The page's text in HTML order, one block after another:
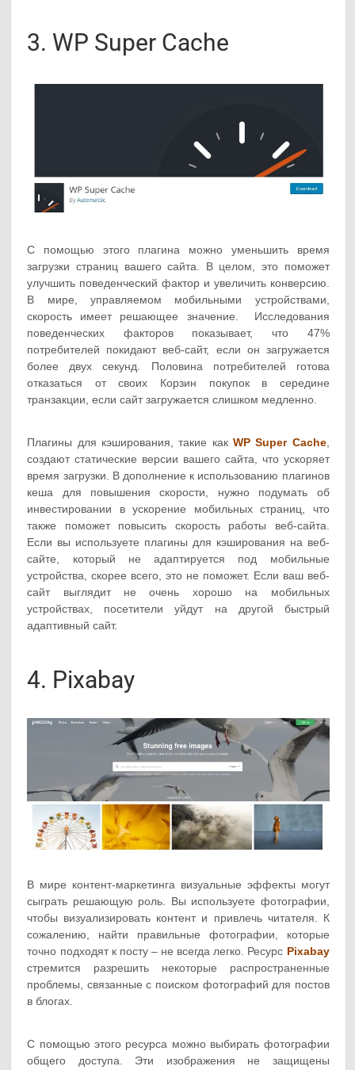
3. WP Super Cache
С помощью этого плагина можно уменьшить время
загрузки страниц вашего сайта. В целом, это поможет
улучшить поведенческий фактор и увеличить конверсию.
В мире, управляемом мобильными устройствами,
скорость имеет решающее значение. Исследования
поведенческих факторов показывает, что 47%
потребителей покидают веб-сайт, если он загружается
более двух секунд. Половина потребителей готова
отказаться от своих Корзин покупок в середине
транзакции, если сайт загружается слишком медленно.
Плагины для кэширования, такие как WP Super Cache,
создают статические версии вашего сайта, что ускоряет
время загрузки. В дополнение к использованию плагинов
кеша для повышения скорости, нужно подумать об
инвестировании в ускорение мобильных страниц, что
также поможет повысить скорость работы веб-сайта.
Если вы используете плагины для кэширования на веб-
сайте, который не адаптируется под мобильные
устройства, скорее всего, это не поможет. Если ваш веб-
сайт выглядит не очень хорошо на мобильных
устройствах, посетители уйдут на другой быстрый
адаптивный сайт.
4. Pixabay
В мире контент-маркетинга визуальные эффекты могут
сыграть решающую роль. Вы используете фотографии,
чтобы визуализировать контент и привлечь читателя. К
сожалению, найти правильные фотографии, которые
точно подходят к посту – не всегда легко. Ресурс Pixabay
стремится разрешить некоторые распространенные
проблемы, связанные с поиском фотографий для постов
в блогах.
С помощью этого ресурса можно выбирать фотографии
общего доступа. Эти изображения не защищены